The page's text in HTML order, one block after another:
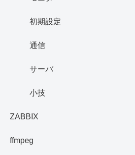
初期設定
通信
サーバ
小技
ZABBIX
ffmpeg